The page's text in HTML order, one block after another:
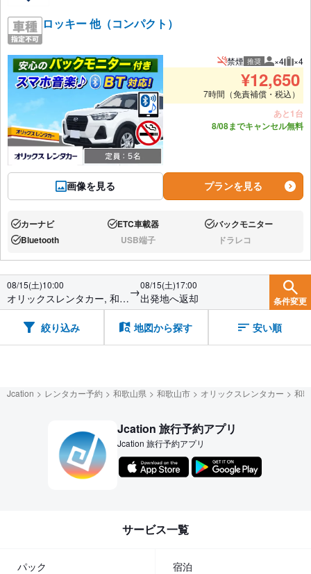
ロッキー 他（コンパクト）
画像を見る
禁煙 推奨 推奨人数
×4 推
×4
¥12,650
7時間（免責補償・税込）
あと1台
8/08までキャンセル無料
プランを見る
あり:カーナビ あり:ETC車載器 あり:バックモニター
あり:Bluetooth なし:USB端子 なし:ドラレコ
08/15(土)10:00
オリックスレンタカー, 和歌
山駅前店
→08/15(土)17:00
出発地へ返却 条件変更
絞り込み 地図から探す 安い順
Jcation レンタカー予約 和歌山県 和歌山市 オリックスレンタカー 和
Jcation 旅行予約アプリ
Jcation 旅行予約アプリ
サービス一覧
パック 宿泊